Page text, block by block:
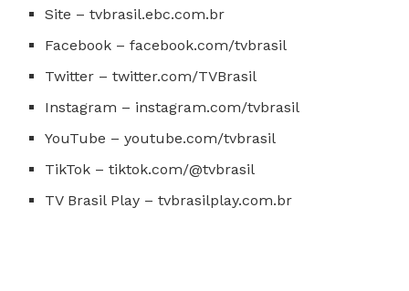
Site – tvbrasil.ebc.com.br
Facebook – facebook.com/tvbrasil
Twitter – twitter.com/TVBrasil
Instagram – instagram.com/tvbrasil
YouTube – youtube.com/tvbrasil
TikTok – tiktok.com/@tvbrasil
TV Brasil Play – tvbrasilplay.com.br